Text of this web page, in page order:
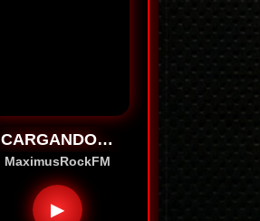
CARGANDO…
MaximusRockFM
▶